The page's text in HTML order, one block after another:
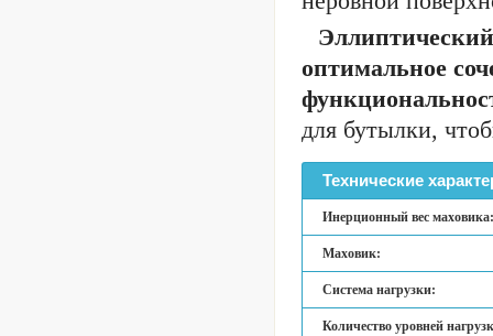
оптимальное
для бутылки,
Технические
Инерционный вес маховика:
Маховик:
Система нагрузки:
Количество уровней